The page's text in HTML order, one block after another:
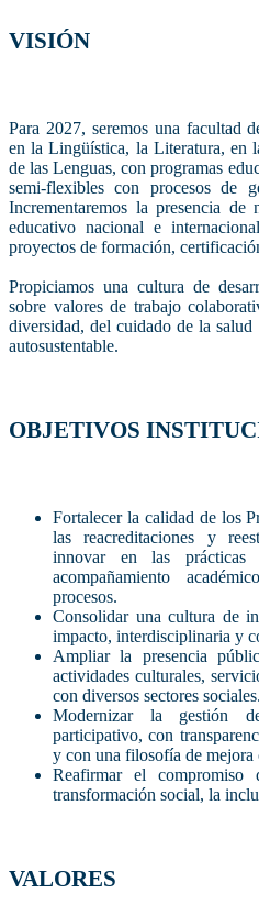
VISIÓN
Para 2027, seremos una facultad
en la Lingüística, la Literatura, en
de las Lenguas, con programas
semi-flexibles con procesos de
Incrementaremos la presencia
educativo nacional e
proyectos de formación,
Propiciamos una cultura de
sobre valores de trabajo
diversidad, del cuidado de la
autosustentable.
OBJETIVOS
Fortalecer la calidad de los
las reacreditaciones y
innovar en las prácticas
acompañamiento
procesos.
Consolidar una cultura de
impacto, interdisciplinaria y
Ampliar la presencia
actividades culturales,
con diversos sectores sociales.
Modernizar la gestión
participativo, con
y con una filosofía de mejora
Reafirmar el
transformación social, la
VALORES